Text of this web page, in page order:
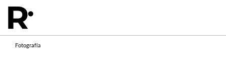
Fotografía